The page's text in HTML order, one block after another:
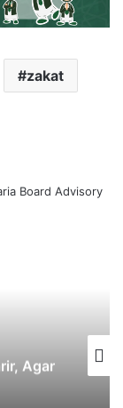
zakat
Board Advisory
Agar